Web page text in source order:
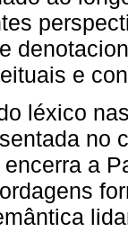
e
léxico
no
encerra a